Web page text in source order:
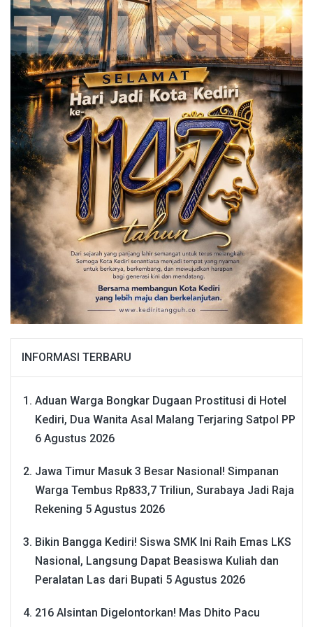
INFORMASI TERBARU
Aduan Warga Bongkar Dugaan Prostitusi di Hotel
Kediri, Dua Wanita Asal Malang Terjaring Satpol PP
6 Agustus 2026
Jawa Timur Masuk 3 Besar Nasional! Simpanan
Warga Tembus Rp833,7 Triliun, Surabaya Jadi Raja
Rekening 5 Agustus 2026
Bikin Bangga Kediri! Siswa SMK Ini Raih Emas LKS
Nasional, Langsung Dapat Beasiswa Kuliah dan
Peralatan Las dari Bupati 5 Agustus 2026
216 Alsintan Digelontorkan! Mas Dhito Pacu